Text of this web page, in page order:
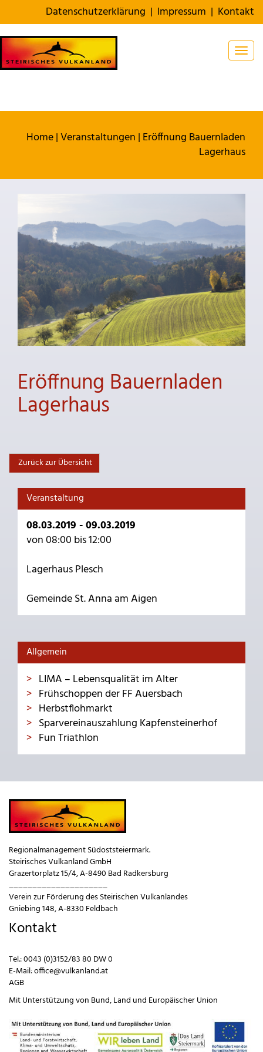
Datenschutzerklärung | Impressum | Kontakt
Home|Veranstaltungen | Eröffnung Bauernladen
Lagerhaus
Eröffnung Bauernladen
Lagerhaus
Zurück zur Übersicht
Veranstaltung
08.03.2019 - 09.03.2019
von 08:00 bis 12:00
Lagerhaus Plesch
Gemeinde St. Anna am Aigen
Allgemein
LIMA – Lebensqualität im Alter
Frühschoppen der FF Auersbach
Herbstflohmarkt
Sparvereinauszahlung Kapfensteinerhof
Fun Triathlon
Regionalmanagement Südoststeiermark.
Steirisches Vulkanland GmbH
Grazertorplatz 15/4, A-8490 Bad Radkersburg
_____________________
Verein zur Förderung des Steirischen Vulkanlandes
Gniebing 148, A-8330 Feldbach
Kontakt
Tel.:0043 (0)3152/83 80 DW 0
E-Mail:office@vulkanland.at
AGB
Mit Unterstützung von Bund,Land und Europäischer Union